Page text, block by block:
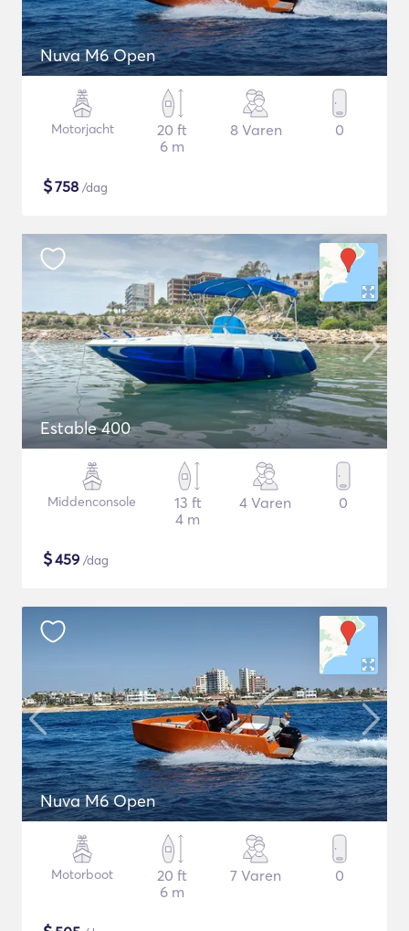
Nuva M6 Open
Motorjacht
20 ft
6 m
8 Varen 0
$758 /dag
Estable 400
Middenconsole
13 ft
4 m
4 Varen 0
$459 /dag
Nuva M6 Open
Motorboot
20 ft
6 m
7 Varen 0